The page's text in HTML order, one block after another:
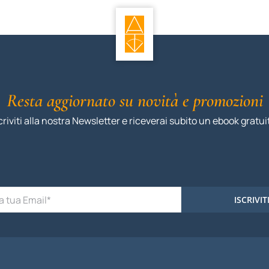
Resta aggiornato su novità e promozioni
alla nostra Newsletter e riceverai subito un ebook
ISCRIVITI